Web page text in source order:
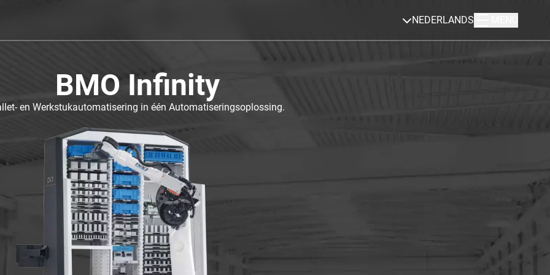
NEDERLANDS
BMO Infinity
en Werkstukautomatisering in één Automatiseringsoplossing.